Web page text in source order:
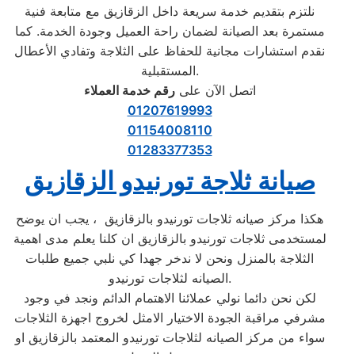
نلتزم بتقديم خدمة سريعة داخل الزقازيق مع متابعة فنية
مستمرة بعد الصيانة لضمان راحة العميل وجودة الخدمة. كما
نقدم استشارات مجانية للحفاظ على الثلاجة وتفادي الأعطال
المستقبلية.
اتصل الآن علىرقم خدمة العملاء
01207619993
01154008110
01283377353
صيانة ثلاجة تورنيدو الزقازيق
هكذا مركز صيانه ثلاجات تورنيدو بالزقازيق ، يجب ان يوضح
لمستخدمى ثلاجات تورنيدو بالزقازيق ان كلنا يعلم مدى اهمية
الثلاجة بالمنزل ونحن لا ندخر جهدا كي نلبي جميع طلبات
الصيانه لثلاجات تورنيدو.
لكن نحن دائما نولي عملائنا الاهتمام الدائم ونجد في وجود
مشرفي مراقبة الجودة الاختيار الامثل لخروج اجهزة الثلاجات
سواء من مركز الصيانه لثلاجات تورنيدو المعتمد بالزقازيق او